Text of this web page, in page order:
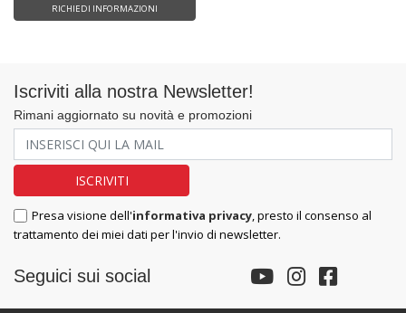
RICHIEDI INFORMAZIONI
Iscriviti alla nostra Newsletter!
Rimani aggiornato su novità e promozioni
Presa visione dell'informativa privacy , presto il consenso al
trattamento dei miei dati per l'invio di newsletter.
Seguici sui social